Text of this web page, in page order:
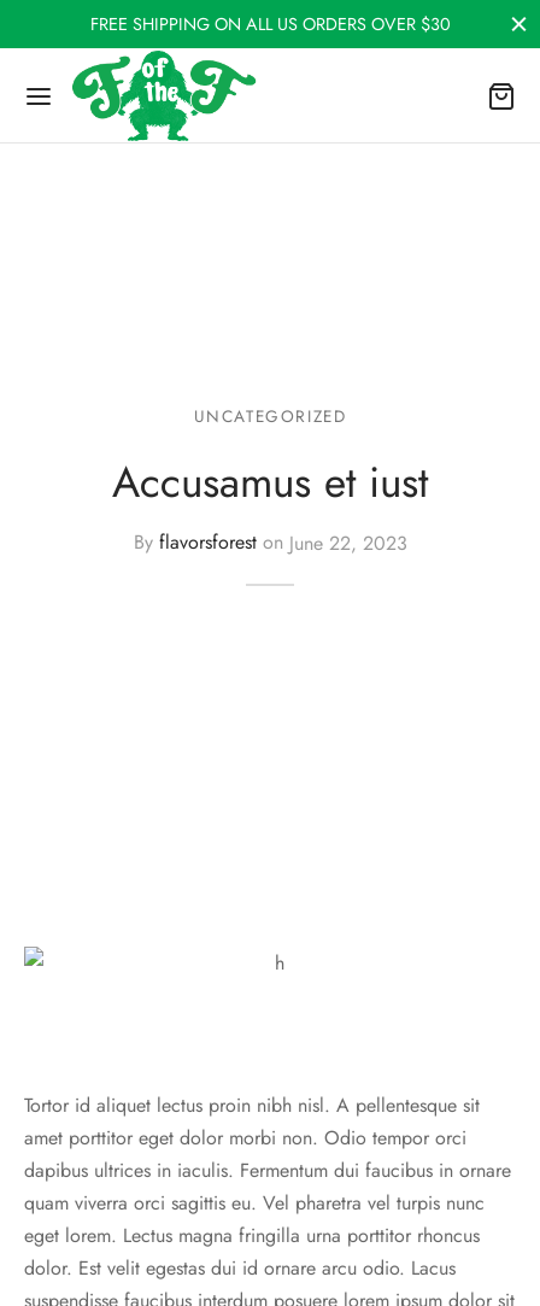
FREE SHIPPING ON ALL US ORDERS OVER $30
UNCATEGORIZED
Accusamus et iust
By flavorsforeston June 22, 2023
Tortor id aliquet lectus proin nibh nisl. A pellentesque sit
amet porttitor eget dolor morbi non. Odio tempor orci
dapibus ultrices in iaculis. Fermentum dui faucibus in ornare
quam viverra orci sagittis eu. Vel pharetra vel turpis nunc
eget lorem. Lectus magna fringilla urna porttitor rhoncus
dolor. Est velit egestas dui id ornare arcu odio. Lacus
suspendisse faucibus interdum posuere lorem ipsum dolor sit